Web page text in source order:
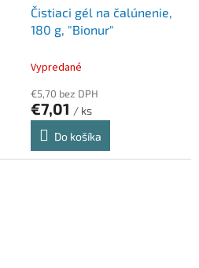
Čistiaci gél na čalúnenie,
180 g, "Bionur"
Vypredané
€5,70 bez DPH
€7,01 / ks
Do košíka